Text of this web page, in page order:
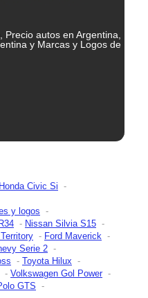
autos en Argentina,
y Marcas y Logos de
Honda Civic Si
y logos
Nissan Silvia S15
Ford Maverick
Serie 2
Toyota Hilux
Volkswagen Gol Power
GTS